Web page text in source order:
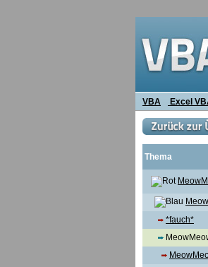
VBA Excel
Thema
*fauch*